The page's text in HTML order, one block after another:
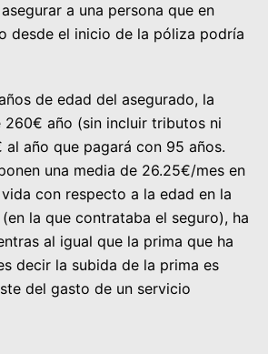
a una persona que en
desde el inicio de la póliza podría
de edad del asegurado, la
260€ año (sin incluir tributos ni
al año que pagará con 95 años.
una media de 26.25€/mes en
con respecto a la edad en la
la que contrataba el seguro), ha
al igual que la prima que ha
decir la subida de la prima es
del gasto de un servicio